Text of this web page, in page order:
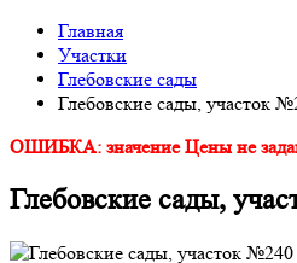
Главная
Участки
Глебовские сады
Глебовские сады, участок
ОШИБКА: значение Цены не
Глебовские сады,